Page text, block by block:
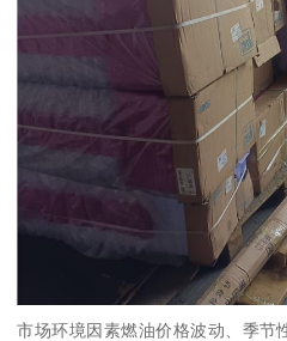
市场环境因素燃油价格波动、季节